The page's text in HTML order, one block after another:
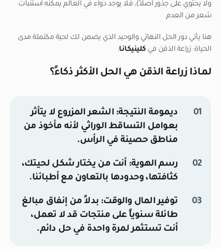
ولا يحتوي على جذور أصلاً)، فلا يوجد دواء في العالم يمكنه استنبات
شعر من العدم.
هنا يأتي دور الحل النهائي والوحيد الذي يضمن لك لحية مكتملة مدى
الحياة: زراعة الذقن في كلينيكانا.
لماذا زراعة الذقن هي الحل الأكثر ذكاءً؟
ديمومة النتيجة: الشعر المزروع لا يتأثر
بعوامل التساقط الوراثي لأنه مأخوذ من
مناطق حصينة في الرأس.
رسم الهوية: أنت من يختار شكل لحيتك،
كثافتها، وحدودها بالتعاون مع أطبائنا.
توفير المال والوقت: بدلاً من إنفاق مبالغ
طائلة سنوياً على منتجات قد لا تعمل،
أنت تستثمر لمرة واحدة في حل دائم.